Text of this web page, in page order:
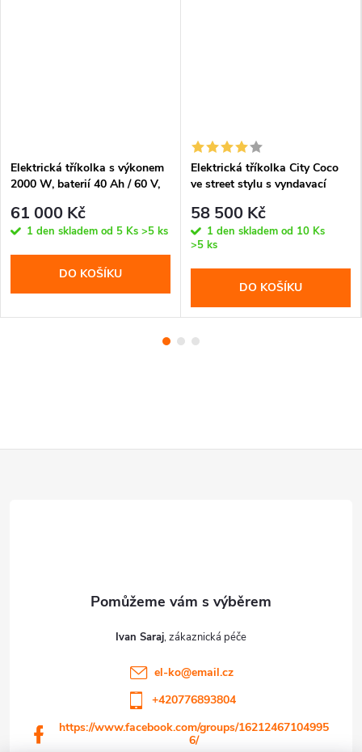
Elektrická tříkolka s výkonem
2000 W, baterií 40 Ah / 60 V,
dvěma přídavnými předními
světly. Stabilní a praktická
61 000 Kč
1 den skladem od 5 Ks >5 ks
DO KOŠÍKU
Elektrická tříkolka City Coco
ve street stylu s vyndavací
km a chromovým designem.
Stabilní, tichá a stylová jízda.
58 500 Kč
1 den skladem od 10 Ks
>5 ks
DO KOŠÍKU
Ivan Saraj
el-ko@email.cz
+420776893804
https://www.facebook.com/groups/16212467104995
6/